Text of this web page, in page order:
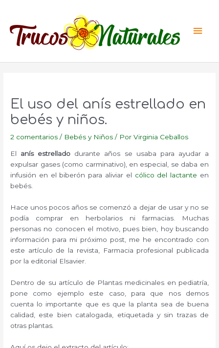
contenido
El uso del anís estrellado en
bebés y niños.
2 comentarios / Bebés y Niños / PorVirginia Ceballos
El anís estrellado durante años se usaba para ayudar a
expulsar gases (como carminativo), en especial, se daba en
infusión en el biberón para aliviar el cólico del lactante en
bebés.
Hace unos pocos años se comenzó a dejar de usar y no se
podía comprar en herbolarios ni farmacias. Muchas
personas no conocen el motivo, pues bien, hoy buscando
información para mi próximo post, me he encontrado con
este artículo de la revista, Farmacia profesional publicada
por la editorial Elsavier.
Dentro de su artículo de Plantas medicinales en pediatría,
pone como ejemplo este caso, para que nos demos
cuenta lo importante que es que la planta sea de buena
calidad, este bien catalogada, etiquetada y sin trazas de
otras plantas.